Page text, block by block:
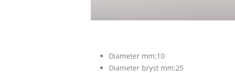
Diameter mm:10
Diameter bryst mm:25